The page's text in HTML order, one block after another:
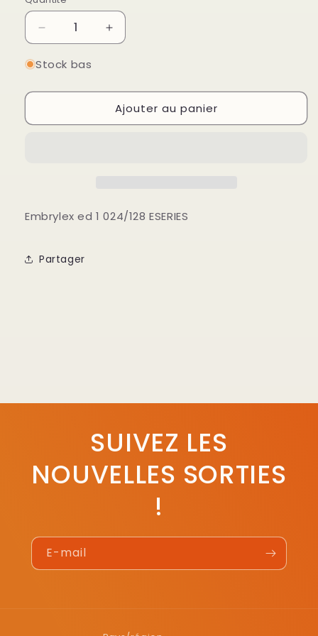
Réduire
la
quantité
Embrylex
1
Augmenter
la
Embrylex
ed
1
Stock bas
Ajouter au panier
Embrylex ed 1 024/128 ESERIES
Partager
SUIVEZ LES
NOUVELLES SORTIES
!
E-mail